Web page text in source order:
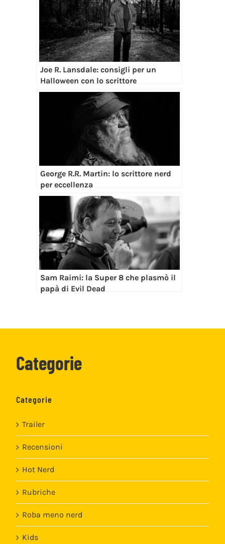
Joe R. Lansdale: consigli per un
Halloween con lo scrittore
George R.R. Martin: lo scrittore nerd
per eccellenza
Sam Raimi: la Super 8 che plasmò il
papà di Evil Dead
Categorie
Categorie
Trailer
Recensioni
Hot Nerd
Rubriche
Roba meno nerd
Kids